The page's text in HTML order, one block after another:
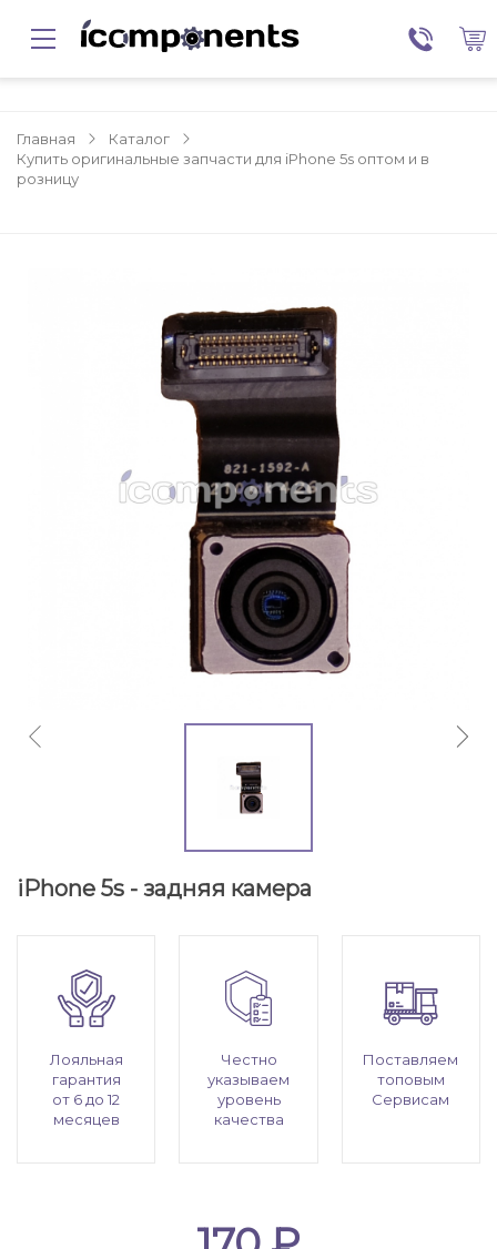
Главная
Каталог
Купить оригинальные запчасти для iPhone 5s оптом и в
розницу
iPhone 5s - задняя камера
Лояльная
гарантия
от 6 до 12
месяцев
Честно
указываем
уровень
качества
Поставляем
топовым
Сервисам